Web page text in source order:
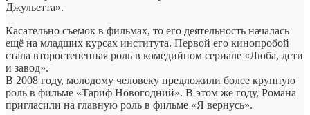
Джульетта».
Касательно съемок в фильмах, то его деятельность началась
ещё на младших курсах института. Первой его кинопробой
стала второстепенная роль в комедийном сериале «Люба, дети
и завод».
В 2008 году, молодому человеку предложили более крупную
роль в фильме «Тариф Новогодний». В этом же году, Романа
пригласили на главную роль в фильме «Я вернусь».